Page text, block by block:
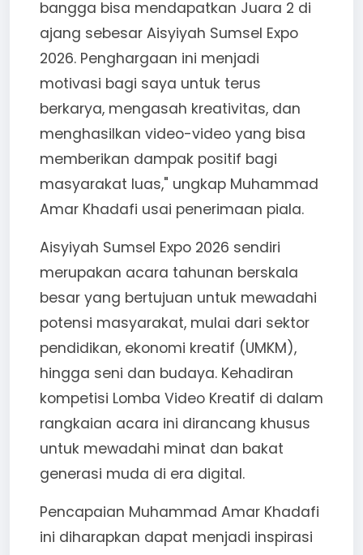
bangga bisa mendapatkan Juara 2 di
ajang sebesar Aisyiyah Sumsel Expo
2026. Penghargaan ini menjadi
motivasi bagi saya untuk terus
berkarya, mengasah kreativitas, dan
menghasilkan video-video yang bisa
memberikan dampak positif bagi
masyarakat luas," ungkap Muhammad
Amar Khadafi usai penerimaan piala.
Aisyiyah Sumsel Expo 2026 sendiri
merupakan acara tahunan berskala
besar yang bertujuan untuk mewadahi
potensi masyarakat, mulai dari sektor
pendidikan, ekonomi kreatif (UMKM),
hingga seni dan budaya. Kehadiran
kompetisi Lomba Video Kreatif di dalam
rangkaian acara ini dirancang khusus
untuk mewadahi minat dan bakat
generasi muda di era digital.
Pencapaian Muhammad Amar Khadafi
ini diharapkan dapat menjadi inspirasi